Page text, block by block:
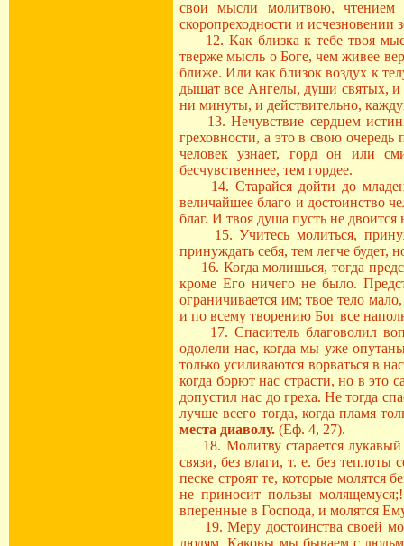
свои мысли молитвою,
скоропреходности и исчезновении
12. Как близка к тебе твоя
тверже мысль о Боге, чем живее
ближе. Или как близок воздух к
дышат все Ангелы, души святых,
ни минуты, и действительно,
13. Нечувствие сердцем истины
греховности, а это в свою очередь
человек узнает, горд он или
бесчувственнее, тем гордее.
14. Старайся дойти до
величайшее благо и достоинство
благ. И твоя душа пусть не двоится
15. Учитесь молиться,
принуждать себя, тем легче будет,
16. Когда молишься, тогда
кроме Его ничего не было.
ограничивается им; твое тело
и по всему творению Бог все
17. Спаситель благоволил
одолели нас, когда мы уже
только усиливаются ворваться в
когда борют нас страсти, но в это
допустил нас до греха. Не тогда
лучше всего тогда, когда пламя
места диаволу. (Еф. 4, 27).
18. Молитву старается лукавый
связи, без влаги, т. е. без
песке строят те, которые молятся
не приносит пользы
вперенные в Господа, и молятся
19. Меру достоинства своей
людям. Каковы мы бываем с